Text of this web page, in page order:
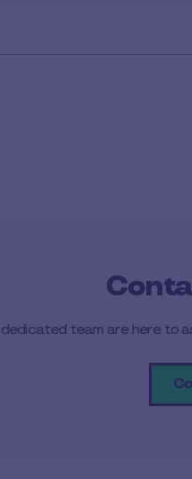
dedicated team are here to